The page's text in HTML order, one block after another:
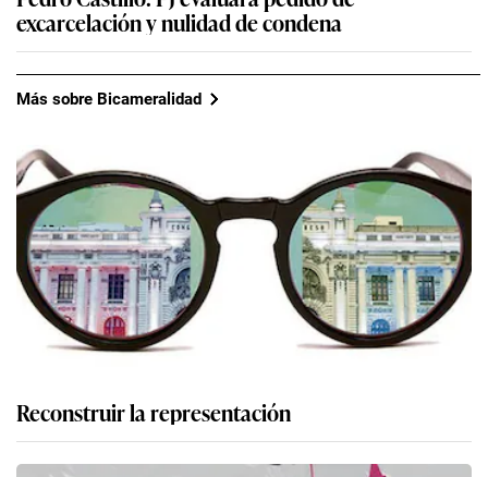
excarcelación y nulidad de condena
Más sobre Bicameralidad
Reconstruir la representación